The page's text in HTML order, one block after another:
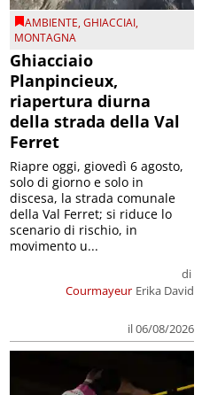
AMBIENTE,GHIACCIAI,
MONTAGNA
Ghiacciaio
Planpincieux,
riapertura diurna
della strada della Val
Ferret
Courmayeur
di
Erika David
il 06/08/2026
Riapre oggi, giovedì 6 agosto,
solo di giorno e solo in
discesa, la strada comunale
della Val Ferret; si riduce lo
scenario di rischio, in
movimento u...